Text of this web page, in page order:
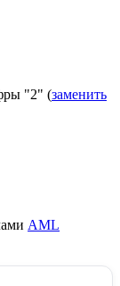
"2" (заменить
AML